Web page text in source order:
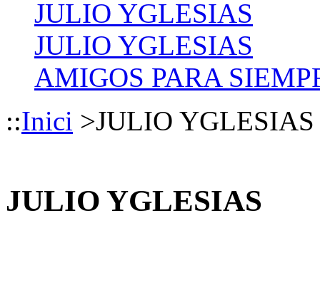
JULIO YGLESIAS
JULIO YGLESIAS
AMIGOS PARA
::Inici >JULIO YGLESIAS
JULIO YGLESIAS